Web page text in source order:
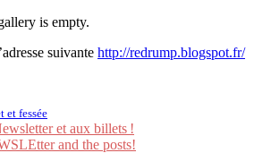
is empty.
suivante http://redrump.blogspot.fr/
et fessée
et aux billets !
and the posts!